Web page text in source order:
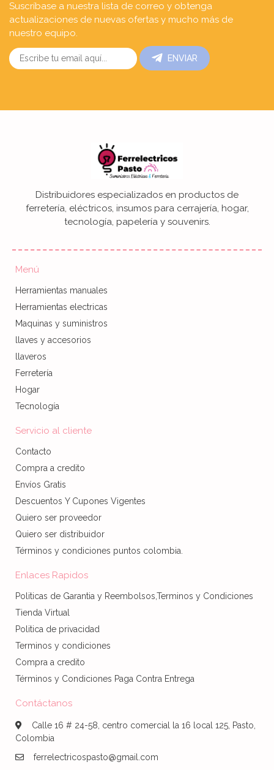
Suscríbase a nuestra lista de correo y obtenga
actualizaciones de nuevas ofertas y mucho más de
nuestro equipo.
ENVIAR
Distribuidores especializados en productos de
ferretería, eléctricos, insumos para cerrajería, hogar,
tecnología, papelería y souvenirs.
Menú
Herramientas manuales
Herramientas electricas
Maquinas y suministros
llaves y accesorios
llaveros
Ferretería
Hogar
Tecnología
Servicio al cliente
Contacto
Compra a credito
Envíos Gratis
Descuentos Y Cupones Vigentes
Quiero ser proveedor
Quiero ser distribuidor
Términos y condiciones puntos colombia.
Enlaces Rapidos
Politicas de Garantia y Reembolsos,Terminos y Condiciones
Tienda Virtual
Politica de privacidad
Terminos y condiciones
Compra a credito
Términos y Condiciones Paga Contra Entrega
Contáctanos
Calle 16 # 24-58, centro comercial la 16 local 125, Pasto,
Colombia
ferrelectricospasto@gmail.com